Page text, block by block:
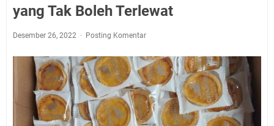
yang Tak Boleh Terlewat
Desember 26, 2022 Posting Komentar